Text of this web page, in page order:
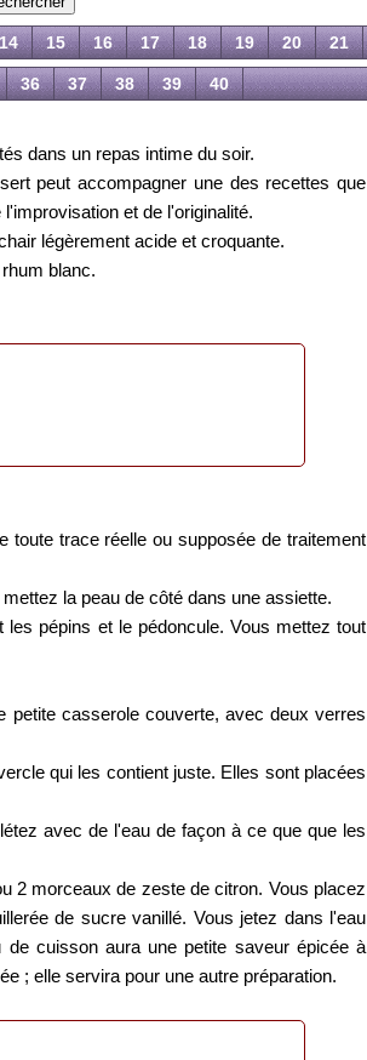
14 15 16 17 18 19 20 21
36 37 38 39 40
dans un repas intime du soir.
peut accompagner une des recettes que
et de l'originalité.
légèrement acide et croquante.
blanc.
trace réelle ou supposée de traitement
la peau de côté dans une assiette.
pépins et le pédoncule. Vous mettez tout
petite casserole couverte, avec deux verres
qui les contient juste. Elles sont placées
avec de l'eau de façon à ce que que les
2 morceaux de zeste de citron. Vous placez
de sucre vanillé. Vous jetez dans l'eau
cuisson aura une petite saveur épicée à
; elle servira pour une autre préparation.